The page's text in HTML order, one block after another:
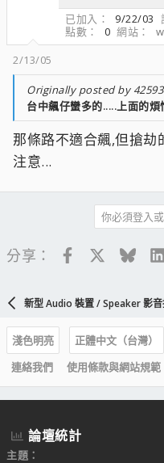
已加入
9/22/03
點數
0 網站
2/13/05
Originally posted by
台中飆仔蠻多的.....上面的煩
那條路不適合飆,但搶劫
注意...
你必須登入
分享： Facebook
新型 Audio 裝置 / Speaker 影
淺色明亮
正體中文（台灣）
連絡我們
使用條款與網站規範
論壇統計
主題